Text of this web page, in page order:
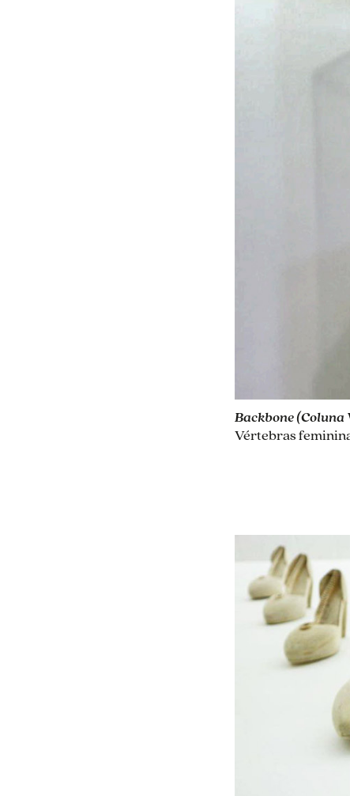
Backbone (Coluna
Vértebras